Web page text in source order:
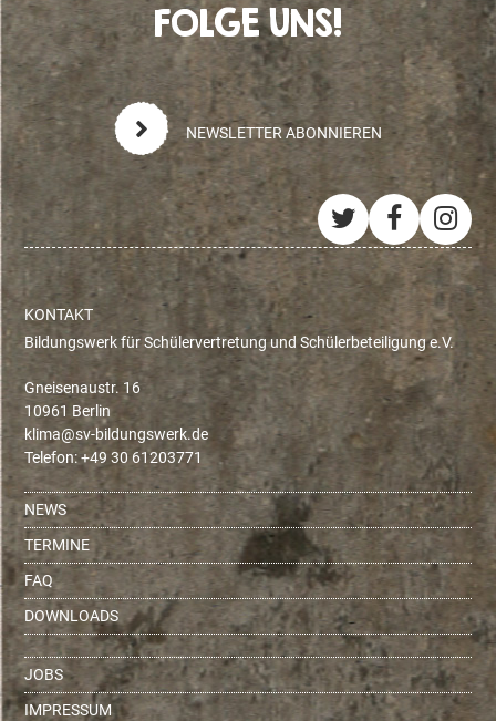
FOLGE UNS!
NEWSLETTER ABONNIEREN
Twitter
KONTAKT
Bildungswerk für Schülervertretung und Schülerbeteiligung e.V.
Gneisenaustr. 16
10961 Berlin
ed.krewsgnudlib-vs@amilk
Telefon: +49 30 61203771
NEWS
TERMINE
FAQ
DOWNLOADS
JOBS
IMPRESSUM